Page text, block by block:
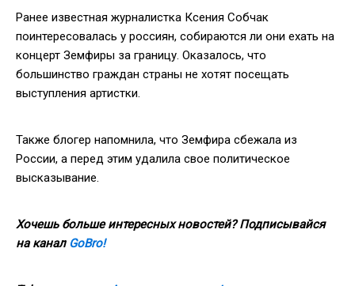
Ранее известная журналистка Ксения Собчак
поинтересовалась у россиян, собираются ли они ехать на
концерт Земфиры за границу. Оказалось, что
большинство граждан страны не хотят посещать
выступления артистки.
Также блогер напомнила, что Земфира сбежала из
России, а перед этим удалила свое политическое
высказывание.
Хочешь больше интересных новостей? Подписывайся
на канал GoBro!